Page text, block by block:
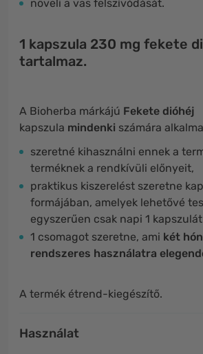
növeli a vas felszívódását.
1 kapszula 230 mg fekete
tartalmaz.
A Bioherba márkájú Fekete dióhéj
kapszula mindenki számára
szeretné kihasználni ennek a
terméknek a rendkívüli előnyeit,
praktikus kiszerelést szeretne
formájában, amelyek lehetővé
egyszerűen csak napi 1
1 csomagot szeretne, ami két
rendszeres használatra
A termék étrend-kiegészítő.
Használat